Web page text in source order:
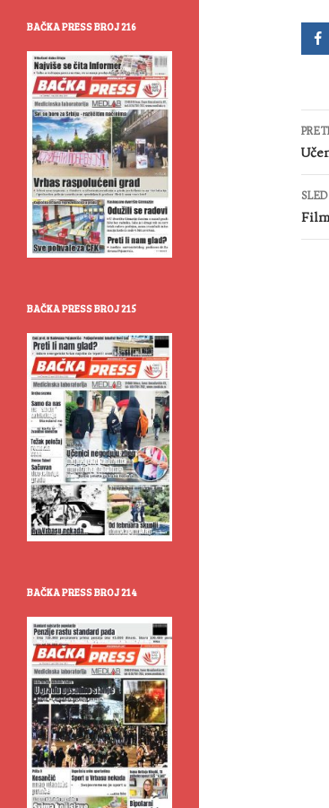
BAČKA PRESS BROJ 216
BAČKA PRESS BROJ 215
BAČKA PRESS BROJ 214